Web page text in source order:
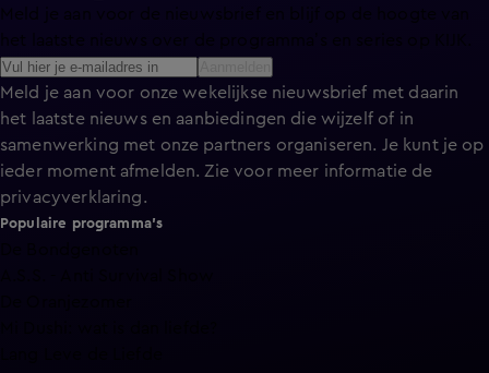
Meld je aan voor onze wekelijkse nieuwsbrief met daarin
het laatste nieuws en aanbiedingen die wijzelf of in
samenwerking met onze partners organiseren. Je kunt je op
ieder moment afmelden. Zie voor meer informatie de
privacyverklaring.
Populaire programma's